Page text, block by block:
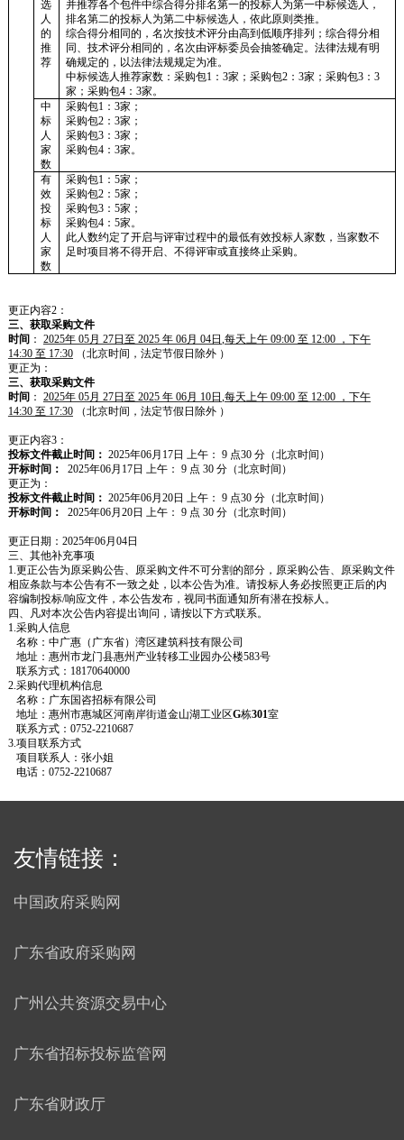
选
人
的
推
荐
并推荐各个包件中综合得分排名第一的投标人为第一中标候选人，
排名第二的投标人为第二中标候选人 ，依此原则类推。
综合得分相同的，名次按技术评分由高到低顺序排列；综合得分相
同、技术评分相同的，名次由评标委员会抽签确定。法律法规有明
确规定的，以法律法规规定为准。
中标候选人推荐家数：采购包1：3家；采购包2：3家；采购包3：3
家；采购包4：3家。
中
标
人
家
数
采购包1：3家；
采购包2：3家；
采购包3：3家；
采购包4：3家。
有
效
投
标
人
家
数
采购包1：5家；
采购包2：5家；
采购包3：5家；
采购包4：5家。
此人数约定了开启与评审过程中的最低有效投标人家数，当家数不
足时项目将不得开启、不得评审或直接终止采购。
更正内容2：
三、获取采购文件
时间 ： 2025年 05月 27日至 2025 年 06月 04日 ,每天上午 09:00 至 12:00 ，下午
14:30 至 17:30 （北京时间，法定节假日除外 ）
更正为：
三、获取采购文件
时间 ： 2025年 05月 27日至 2025 年 06月 10日 ,每天上午 09:00 至 12:00 ，下午
14:30 至 17:30 （北京时间，法定节假日除外 ）
更正内容3：
投标文件截止时间 ： 2025年06月 17日 上午： 9 点30 分（北京时间）
开标时间 ： 2025年06月 17日 上午： 9 点 30 分（北京时间）
更正为：
投标文件截止时间 ： 2025年06月 20日 上午： 9 点30 分（北京时间）
开标时间 ： 2025年06月 20日 上午： 9 点 30 分（北京时间）
更正日期： 2025年06月 04日
三、其他补充事项
1.更正公告为原采购公告、原采购文件不可分割的部分，原采购公告、原采购文件
相应条款与本公告有不一致之处，以本公告为准。请投标人务必按照更正后的内
容编制投标/响应文件，本公告发布，视同书面通知所有潜在投标人 。
四、凡对本次公告内容提出询问，请按以下方式联系。
1.采购人信息
名称： 中广惠（广东省）湾区建筑科技有限公司
地址： 惠州市龙门县惠州产业转移工业园办公楼583号
联系方式： 18170640000
2.采购代理机构信息
名称：广东国咨招标有限公司
地址：惠州市惠城区河南岸街道金山湖工业区G栋301室
联系方式： 0752-2210687
3.项目联系方式
项目联系人： 张小姐
电话： 0752-2210687
友情链接：
中国政府采购网
广东省政府采购网
广州公共资源交易中心
广东省招标投标监管网
广东省财政厅